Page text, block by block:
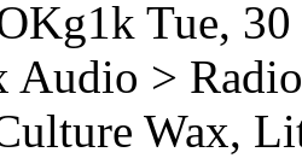
Tue,
Audio >
Wax,